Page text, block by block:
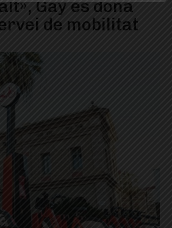
Gay es dona
de mobilitat